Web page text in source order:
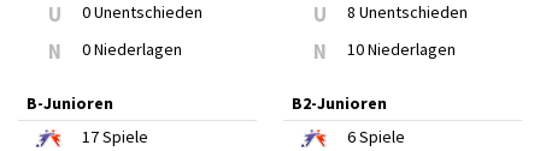
U 0 Unentschieden
N 0 Niederlagen
U 8 Unentschieden
N 10 Niederlagen
B-Junioren
17Spiele
B2-Junioren
6Spiele